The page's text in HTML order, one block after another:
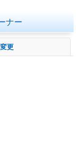
ナー
更